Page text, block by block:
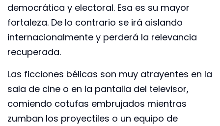
democrática y electoral. Esa es su mayor
fortaleza. De lo contrario se irá aislando
internacionalmente y perderá la relevancia
recuperada.
Las ficciones bélicas son muy atrayentes en la
sala de cine o en la pantalla del televisor,
comiendo cotufas embrujados mientras
zumban los proyectiles o un equipo de